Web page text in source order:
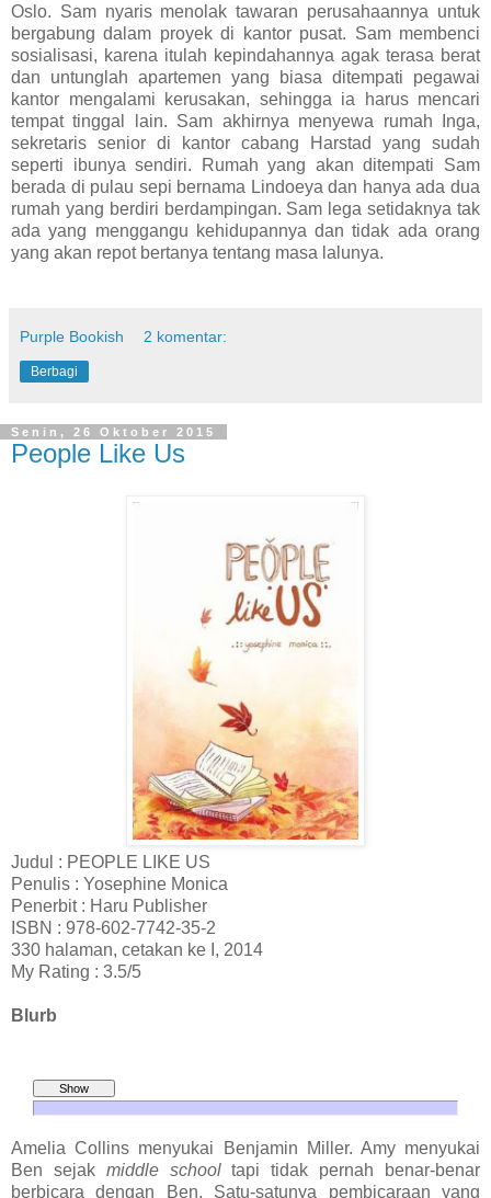
Oslo. Sam nyaris menolak tawaran perusahaannya untuk
bergabung dalam proyek di kantor pusat. Sam membenci
sosialisasi, karena itulah kepindahannya agak terasa berat
dan untunglah apartemen yang biasa ditempati pegawai
kantor mengalami kerusakan, sehingga ia harus mencari
tempat tinggal lain. Sam akhirnya menyewa rumah Inga,
sekretaris senior di kantor cabang Harstad yang sudah
seperti ibunya sendiri. Rumah yang akan ditempati Sam
berada di pulau sepi bernama Lindoeya dan hanya ada dua
rumah yang berdiri berdampingan. Sam lega setidaknya tak
ada yang menggangu kehidupannya dan tidak ada orang
yang akan repot bertanya tentang masa lalunya.
Purple Bookish 2 komentar:
Berbagi
Senin, 26 Oktober 2015
People Like Us
Judul : PEOPLE LIKE US
Penulis : Yosephine Monica
Penerbit : Haru Publisher
ISBN : 978-602-7742-35-2
330 halaman, cetakan ke I, 2014
My Rating : 3.5/5
Blurb
Amelia Collins menyukai Benjamin Miller. Amy menyukai
Ben sejak middle schooltapi tidak pernah benar-benar
berbicara dengan Ben. Satu-satunya pembicaraan yang